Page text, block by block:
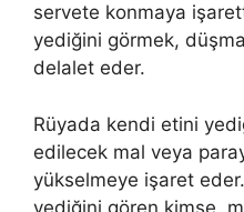
servete konmaya
yediğini görmek,
delalet eder.
Rüyada kendi etini
edilecek mal veya
yükselmeye işaret
yediğini gören kimse,